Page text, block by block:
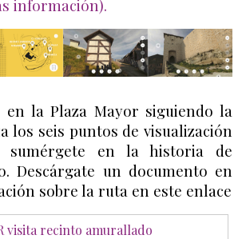
información).
la Plaza Mayor siguiendo la
los seis puntos de visualización
sumérgete en la historia de
Descárgate un documento en
sobre la ruta en este enlace
visita recinto amurallado